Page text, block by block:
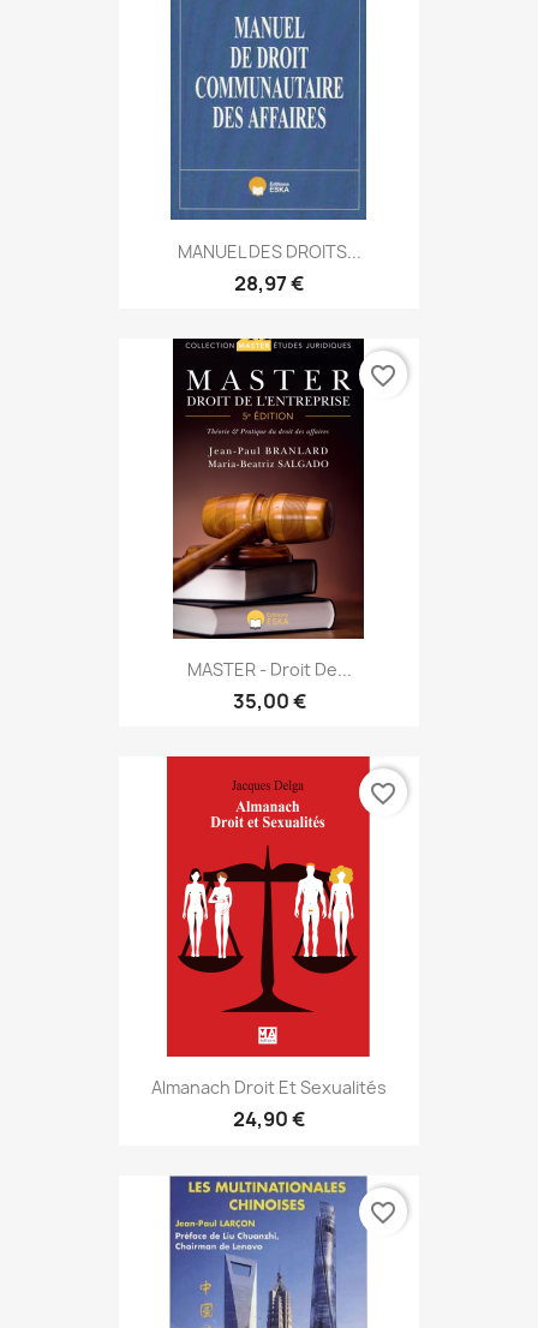
MANUEL DES DROITS...
28,97 €
MASTER - Droit De...
35,00 €
favorite_border
Almanach Droit Et Sexualités
24,90 €
favorite_border
favorite_border